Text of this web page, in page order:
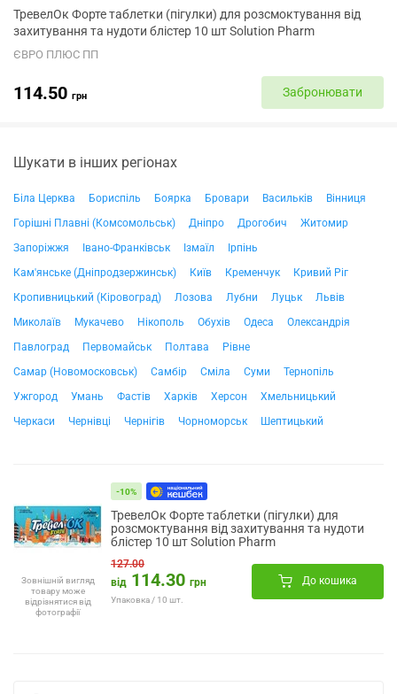
ТревелОк Форте таблетки (пігулки) для розсмоктування від
захитування та нудоти блістер 10 шт Solution Pharm
ЄВРО ПЛЮС ПП
114.50 грн Забронювати
Шукати в інших регіонах
Біла Церква Бориспіль Боярка Бровари Васильків
Вінниця
Горішні Плавні (Комсомольськ)
Дніпро Дрогобич
Житомир
Запоріжжя
Івано-Франківськ Ізмаїл
Ірпінь
Кам'янське (Дніпродзержинськ)
Київ Кременчук
Кривий Ріг
Кропивницький (Кіровоград)
Лозова Лубни Луцьк
Львів
Миколаїв
Мукачево Нікополь Обухів Одеса
Олександрія
Павлоград
Первомайськ Полтава
Рівне
Самар (Новомосковськ)
Самбір Сміла Суми
Тернопіль
Ужгород
Умань Фастів Харків Херсон
Хмельницький
Черкаси
Чернівці Чернігів Чорноморськ Шептицький
Зовнішній вигляд
товару може
відрізнятися від
фотографії
-10%
ТревелОк Форте таблетки (пігулки) для
розсмоктування від захитування та нудоти
блістер 10 шт Solution Pharm
127.00
від 114.30 грн
Упаковка / 10 шт.
До кошика